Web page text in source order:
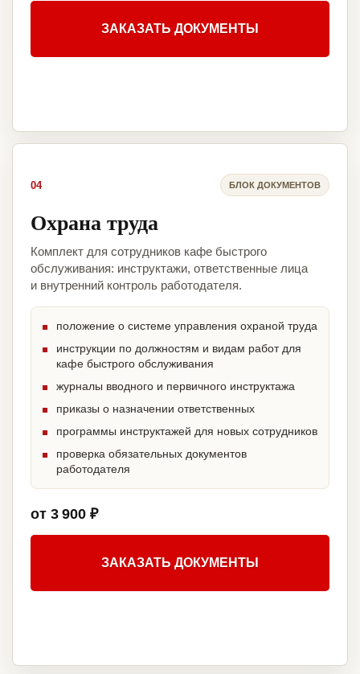
ЗАКАЗАТЬ ДОКУМЕНТЫ
04 БЛОК ДОКУМЕНТОВ
Охрана труда
Комплект для сотрудников кафе быстрого
обслуживания: инструктажи, ответственные лица
и внутренний контроль работодателя.
положение о системе управления охраной труда
инструкции по должностям и видам работ для
кафе быстрого обслуживания
журналы вводного и первичного инструктажа
приказы о назначении ответственных
программы инструктажей для новых сотрудников
проверка обязательных документов
работодателя
от 3 900 ₽
ЗАКАЗАТЬ ДОКУМЕНТЫ